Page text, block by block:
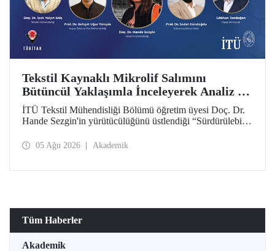
Tekstil Kaynaklı Mikrolif Salımını
Bütüncül Yaklaşımla İnceleyerek Analiz ve
Azaltım Stratejileri Geliştirecek Projeye
TÜBİTAK Desteği
İTÜ Tekstil Mühendisliği Bölümü öğretim üyesi Doç. Dr.
Hande Sezgin'in yürütücülüğünü üstlendiği “Sürdürülebilir
Koşullarına Bağlı Mikrolif Salımı: Aşınma, UV Maruziyeti
05 Ağu 2026 Akademik
Tüm Haberler
Akademik